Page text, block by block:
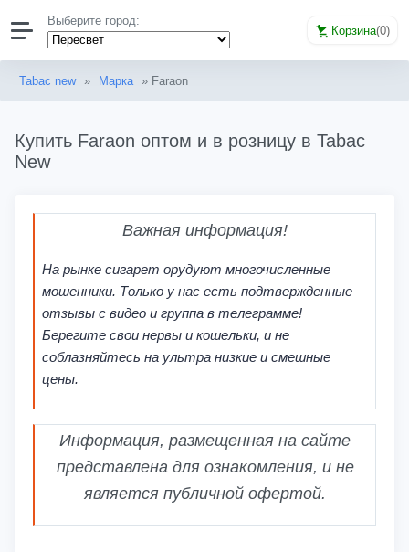
Выберите город:
Корзина(0)
Tabac new » Марка » Faraon
Купить Faraon оптом и в розницу в Tabac
New
Важная информация!
На рынке сигарет орудуют многочисленные
мошенники. Только у нас есть подтвержденные
отзывы с видео и группа в телеграмме!
Берегите свои нервы и кошельки, и не
соблазняйтесь на ультра низкие и смешные
цены.
Информация, размещенная на сайте
представлена для ознакомления, и не
является публичной офертой.